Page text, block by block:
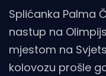
Splićanka Palma
nastup na
mjestom na
kolovozu prošle